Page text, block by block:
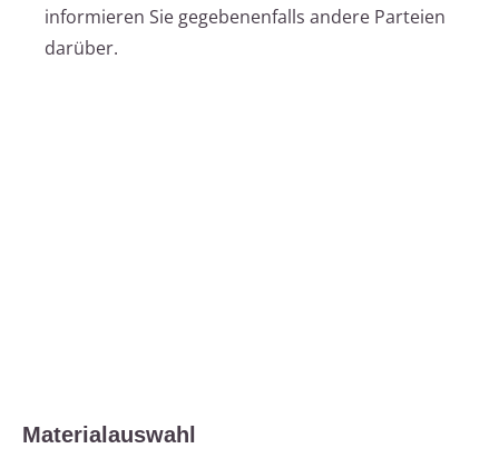
informieren Sie gegebenenfalls andere Parteien
darüber.
Materialauswahl